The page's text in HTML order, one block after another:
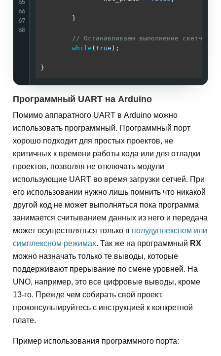
65
66
67
68
        }
// Останавливаем выполнение скетча.
while ( true );
}
Программный UART на Arduino
Помимо аппаратного UART в Arduino можно
использовать программный. Программный порт
хорошо подходит для простых проектов, не
критичных к времени работы кода или для отладки
проектов, позволяя не отключать модули
использующие UART во время загрузки сетчей. При
его использовании нужно лишь помнить что никакой
другой код не может выполняться пока программа
занимается считыванием данных из него и передача
может осуществляться только в полудуплексном или
симплексном режимах. Так же на программный RX
можно назначать только те выводы, которые
поддерживают прерывание по смене уровней. На
UNO, например, это все цифровые выводы, кроме
13-го. Прежде чем собирать свой проект,
проконсультируйтесь с инструкцией к конкретной
плате.
Пример использования программного порта: